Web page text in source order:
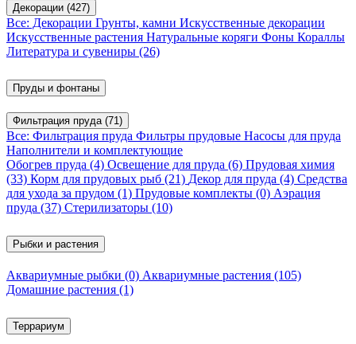
Декорации (427)
Все: Декорации Грунты, камни Искусственные декорации
Искусственные растения Натуральные коряги Фоны Кораллы
Литература и сувениры (26)
Пруды и фонтаны
Фильтрация пруда (71)
Все: Фильтрация пруда Фильтры прудовые Насосы для пруда
Наполнители и комплектующие
Обогрев пруда (4) Освещение для пруда (6) Прудовая химия
(33) Корм для прудовых рыб (21) Декор для пруда (4) Средства
для ухода за прудом (1) Прудовые комплекты (0) Аэрация
пруда (37) Стерилизаторы (10)
Рыбки и растения
Аквариумные рыбки (0) Аквариумные растения (105)
Домашние растения (1)
Террариум